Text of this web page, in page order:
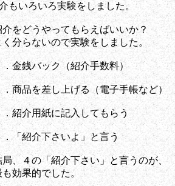
いろいろ実験をしました。
どうやってもらえばいいか？
らないので実験をしました。
銭バック（紹介手数料）
品を差し上げる（電子手帳など）
介用紙に記入してもらう
紹介下さいよ」と言う
４の「紹介下さい」と言うのが、
果的でした。